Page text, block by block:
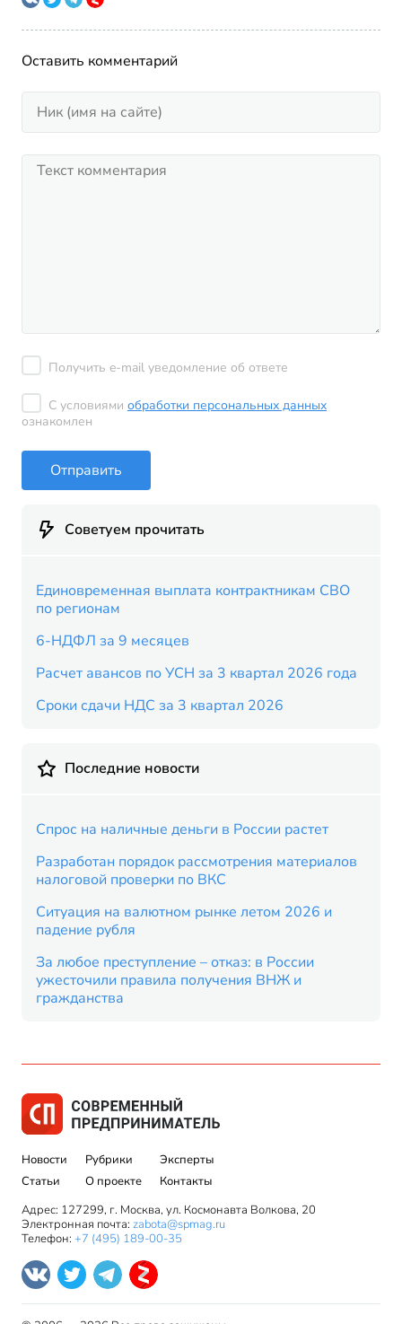
Оставить комментарий
Получить e-mail уведомление об ответе
С условиями обработки персональных данных
ознакомлен
Отправить
Советуем прочитать
Единовременная выплата контрактникам СВО
по регионам
6-НДФЛ за 9 месяцев
Расчет авансов по УСН за 3 квартал 2026 года
Сроки сдачи НДС за 3 квартал 2026
Последние новости
Спрос на наличные деньги в России растет
Разработан порядок рассмотрения материалов
налоговой проверки по ВКС
Ситуация на валютном рынке летом 2026 и
падение рубля
За любое преступление – отказ: в России
ужесточили правила получения ВНЖ и
гражданства
Новости
Статьи
Рубрики
О проекте
Эксперты
Контакты
Адрес: 127299, г. Москва, ул. Космонавта Волкова, 20
Электронная почта: zabota@spmag.ru
Телефон: +7 (495) 189-00-35